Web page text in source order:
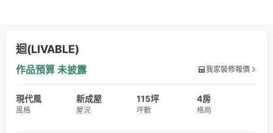
迴(LIVABLE)
作品預算 未披露 我家裝修報價
現代風
風格
新成屋
屋況
115坪
坪數
4房
格局